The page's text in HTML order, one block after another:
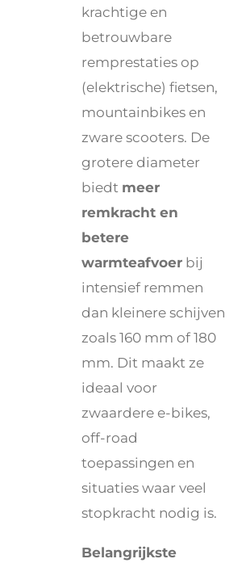
krachtige en
betrouwbare
remprestaties op
(elektrische) fietsen,
mountainbikes en
zware scooters. De
grotere diameter
biedt meer
remkracht en
betere
warmteafvoer bij
intensief remmen
dan kleinere schijven
zoals 160 mm of 180
mm. Dit maakt ze
ideaal voor
zwaardere e-bikes,
off-road
toepassingen en
situaties waar veel
stopkracht nodig is.
Belangrijkste